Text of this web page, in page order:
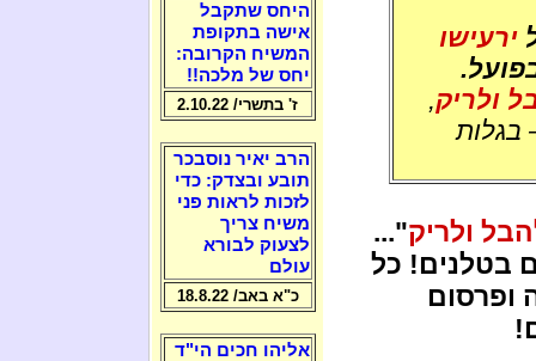
ירעישו
ולריק,
בגלות
ולריק"...
בטלנים! כל
ופרסום
היחס שתקבל
אישה בתקופת
המשיח הקרובה:
יחס של מלכה!!
ז' בתשרי/ 2.10.22
הרב יאיר נוסבכר
תובע ובצדק: כדי
לזכות לראות פני
משיח צריך
לצעוק לבורא
עולם
כ"א באב/ 18.8.22
אליהו חכים הי"ד